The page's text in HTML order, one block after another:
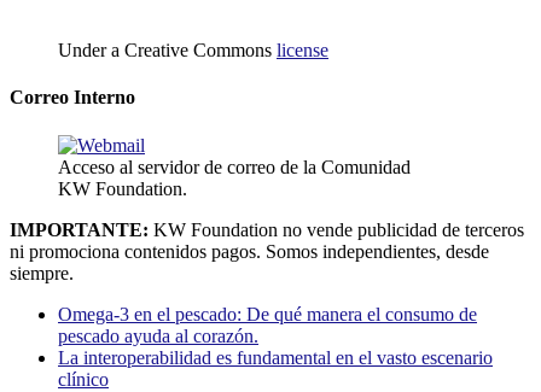
Under a Creative Commons license
Correo Interno
Acceso al servidor de correo de la Comunidad
KW Foundation.
IMPORTANTE: KW Foundation no vende publicidad de terceros
ni promociona contenidos pagos. Somos independientes, desde
siempre.
Omega-3 en el pescado: De qué manera el consumo de
pescado ayuda al corazón.
La interoperabilidad es fundamental en el vasto escenario
clínico